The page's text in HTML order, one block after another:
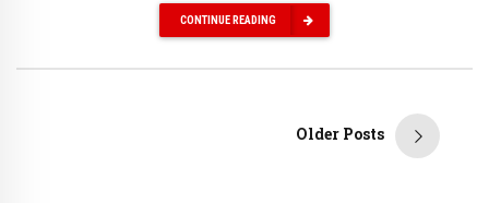
CONTINUE READING
Older Posts